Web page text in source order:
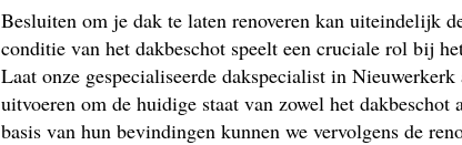
Besluiten om je dak te laten renoveren kan uiteindelijk
conditie van het dakbeschot speelt een cruciale rol bij
Laat onze gespecialiseerde dakspecialist in
uitvoeren om de huidige staat van zowel het dakbeschot
basis van hun bevindingen kunnen we vervolgens de